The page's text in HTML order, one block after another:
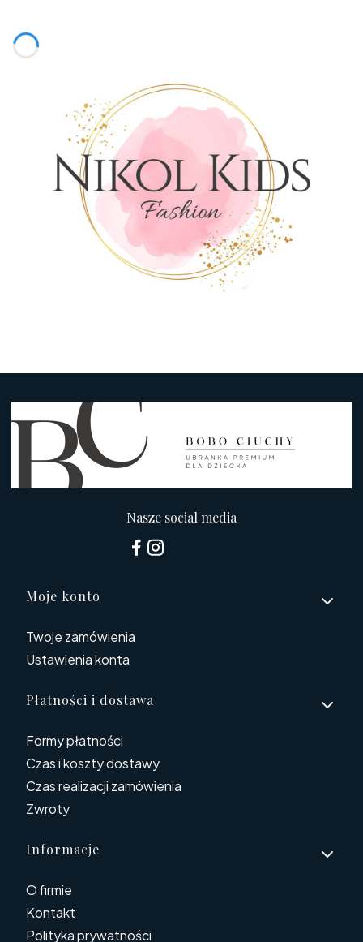
Nasze social media
Linki w stopce
Moje konto
Twoje zamówienia
Ustawienia konta
Płatności i dostawa
Formy płatności
Czas i koszty dostawy
Czas realizacji zamówienia
Zwroty
Informacje
O firmie
Kontakt
Polityka prywatności